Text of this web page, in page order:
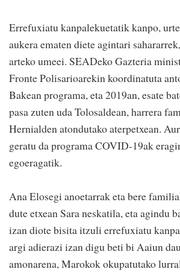
Errefuxiatu kanpalekuetatik kanpo,
aukera ematen diete agintari
arteko umeei. SEADeko Gazteria
Fronte Polisarioarekin koordinatuta
Bakean programa, eta 2019an, esate
pasa zuten uda Tolosaldean, harrera
Hernialden atondutako aterpetxean.
geratu da programa COVID-19ak
egoeragatik.
Ana Elosegi anoetarrak eta bere
dute etxean Sara neskatila, eta agindu
izan diote bisita itzuli errefuxiatu
argi adierazi izan digu beti bi Aaiun
amonarena, Marokok okupatutako